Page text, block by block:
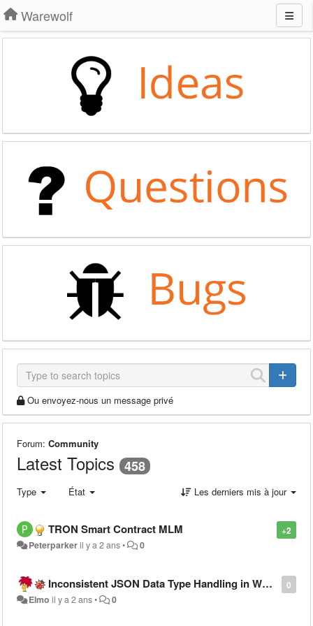
Warewolf
Ou envoyez-nous un message privé
Forum: Community
Latest Topics 458
Type État Les derniers mis à jour
+2
TRON Smart Contract MLM
Peterparkeril y a 2 ans• 0
0
Inconsistent JSON Data Type Handling in Warewolf Workflow Output, Breaking PowerApps
Elmo il y a 2 ans• 0